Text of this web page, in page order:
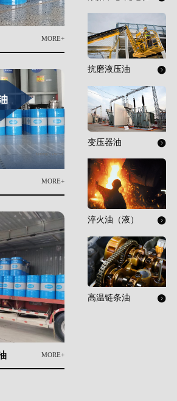
MORE+
MORE+
MORE+
抗磨液压油
变压器油
淬火油（液）
高温链条油